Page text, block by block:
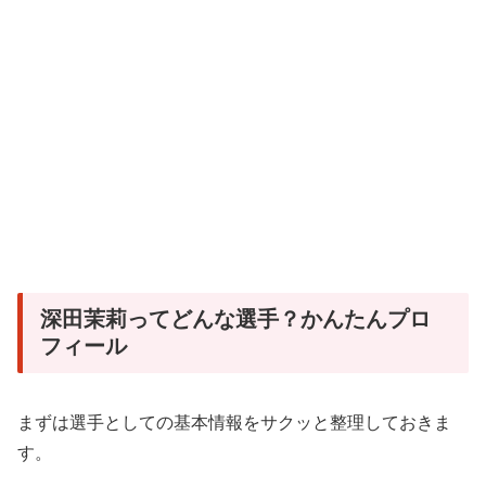
深田茉莉ってどんな選手？かんたんプロ
フィール
まずは選手としての基本情報をサクッと整理しておきま
す。